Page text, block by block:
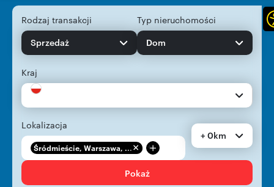
Rodzaj transakcji
Sprzedaż
Typ nieruchomości
Dom
Kraj
Lokalizacja
Śródmieście, Warszawa, ... +
+ 0km
Pokaż